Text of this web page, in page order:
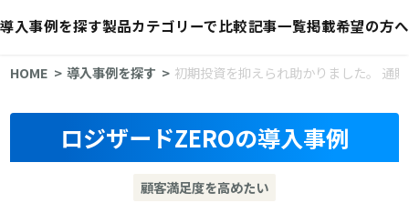
導入事例を探す製品カテゴリーで比較記事一覧掲載希望の方へ
HOME 導入事例を探す 初期投資を抑えられ助かりました。 通
ロジザードZEROの導入事例
顧客満足度を高めたい